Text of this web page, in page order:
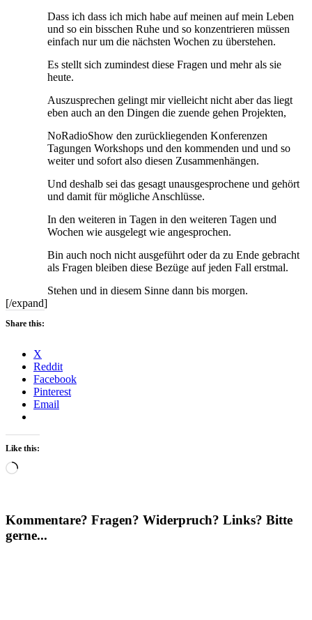
Dass ich dass ich mich habe auf meinen auf mein Leben
und so ein bisschen Ruhe und so konzentrieren müssen
einfach nur um die nächsten Wochen zu überstehen.
Es stellt sich zumindest diese Fragen und mehr als sie
heute.
Auszusprechen gelingt mir vielleicht nicht aber das liegt
eben auch an den Dingen die zuende gehen Projekten,
NoRadioShow den zurückliegenden Konferenzen
Tagungen Workshops und den kommenden und und so
weiter und sofort also diesen Zusammenhängen.
Und deshalb sei das gesagt unausgesprochene und gehört
und damit für mögliche Anschlüsse.
In den weiteren in Tagen in den weiteren Tagen und
Wochen wie ausgelegt wie angesprochen.
Bin auch noch nicht ausgeführt oder da zu Ende gebracht
als Fragen bleiben diese Bezüge auf jeden Fall erstmal.
Stehen und in diesem Sinne dann bis morgen.
[/expand]
Share this:
X
Reddit
Facebook
Pinterest
Email
Like this:
Loading…
Kommentare? Fragen? Widerpruch? Links? Bitte
gerne...